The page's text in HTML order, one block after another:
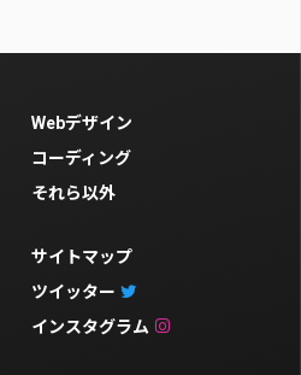
Webデザイン
コーディング
それら以外
サイトマップ
ツイッター
インスタグラム